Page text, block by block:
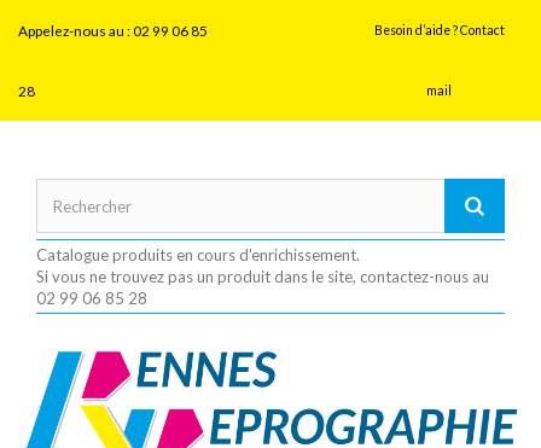
Besoin d’aide ? Contact
mail
Appelez-nous au :02 99 06 85
28
Catalogue produits en cours d'enrichissement.
Si vous ne trouvez pas un produit dans le site, contactez-nous au
02 99 06 85 28